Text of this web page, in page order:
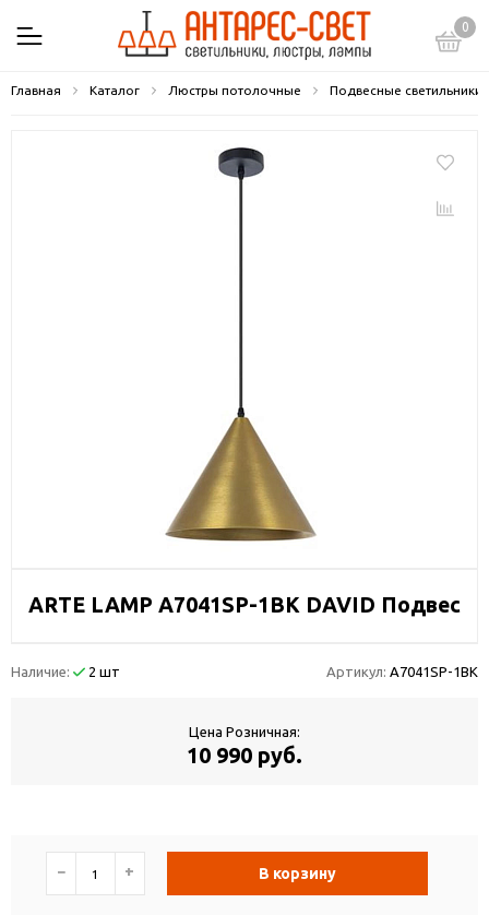
0
Главная Каталог Люстры потолочные Подвесные светильники
ARTE LAMP A7041SP-1BK DAVID Подвес
Наличие: 2 шт Артикул: A7041SP-1BK
Цена Розничная:
10 990 руб.
− + В корзину